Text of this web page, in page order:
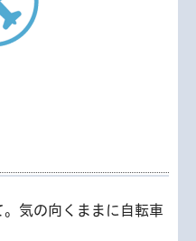
気の向くままに自転車